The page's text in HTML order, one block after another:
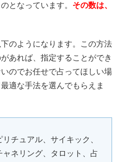
となっています。 その数は、
のようになります。この方法
あれば、指定することができ
のでお任せで占ってほしい場
適な手法を選んでもらえま
チュアル、サイキック、
ネリング、タロット、占